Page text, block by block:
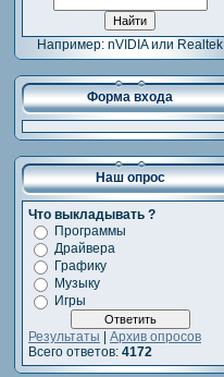
Например: nVIDIA или Realtek
Форма входа
Наш опрос
Что выкладывать ?
Программы
Драйвера
Графику
Музыку
Игры
Результаты
Архив опросов
Всего ответов: 4172